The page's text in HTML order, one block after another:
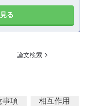
る
論文検索
事項
相互作用